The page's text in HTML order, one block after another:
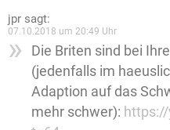
jpr sagt:
07.10.2018 um 20:49 Uhr
Die Briten sind bei
(jedenfalls im
Adaption auf das
mehr schwer):